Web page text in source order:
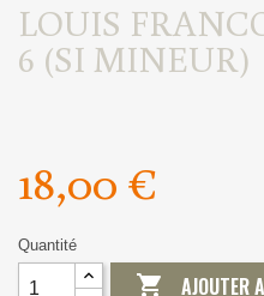
LOUIS
6 (SI MINEUR)
18,00 €
Quantité
 AJOUTER